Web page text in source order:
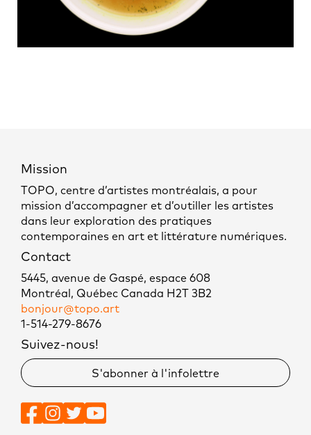
Mission
TOPO, centre d’artistes montréalais, a pour
mission d’accompagner et d’outiller les artistes
dans leur exploration des pratiques
contemporaines en art et littérature numériques.
Contact
5445, avenue de Gaspé, espace 608
Montréal, Québec Canada H2T 3B2
bonjour@topo.art
1-514-279-8676
Suivez-nous!
S'abonner à l'infolettre